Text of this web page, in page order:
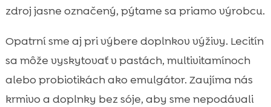
zdroj jasne označený, pýtame sa priamo výrobcu.
Opatrní sme aj pri výbere doplnkov výživy. Lecitín
sa môže vyskytovať v pastách, multivitamínoch
alebo probiotikách ako emulgátor. Zaujíma nás
krmivo a doplnky bez sóje, aby sme nepodávali